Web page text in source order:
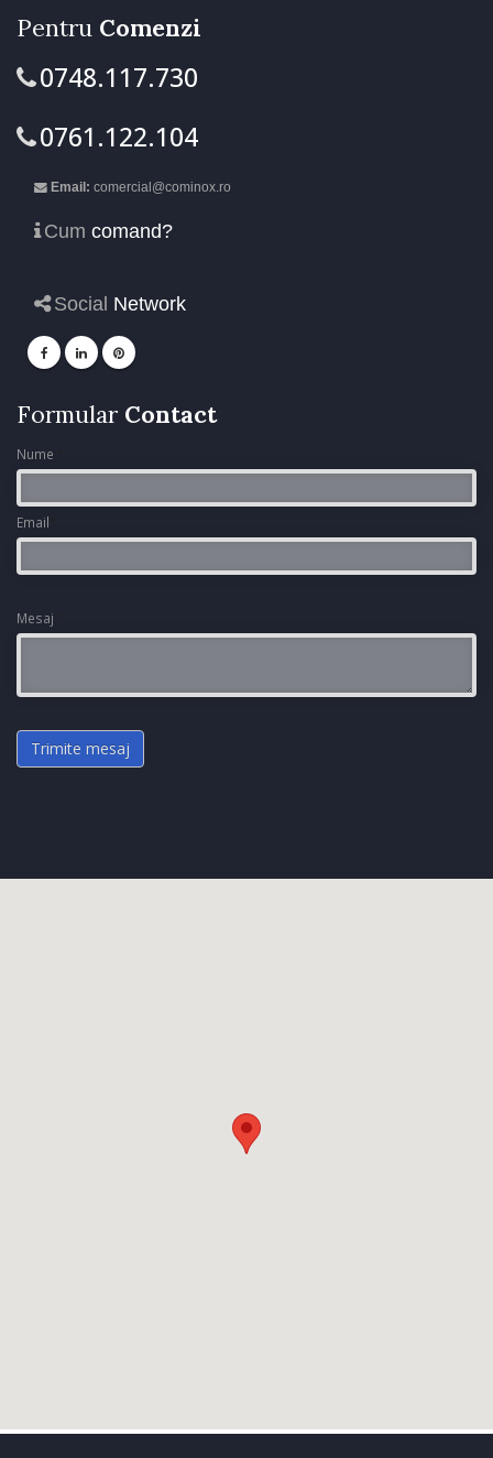
Pentru Comenzi
0748.117.730
0761.122.104
Email: comercial@cominox.ro
Cum comand?
Social Network
Formular Contact
Nume
Email
Mesaj